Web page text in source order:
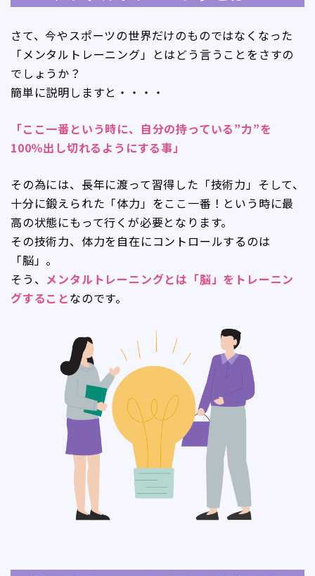
さて、今やスポーツの世界だけのものではなくなった
「メンタルトレーニング」とはどう言うことをさすの
でしょうか？
簡単に説明しますと・・・・
「ここ一番という時に、自分の持っている”力”を
100％出し切れるようにする事」
その為には、長年に渡って習得した「技術力」そして、
十分に鍛えられた「体力」をここ一番！という時に最
高の状態にもって行くが必要となります。
その技術力、体力を自在にコントロールするのは
「脳」。
そう、 メンタルトレーニングとは「脳」をトレーニン
グすることなのです。